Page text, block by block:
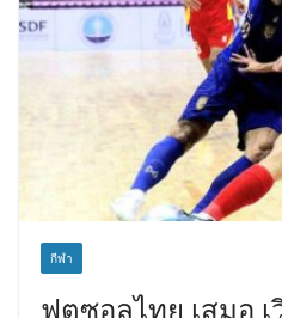
กีฬา
ฟุตซอลไทย เสมอ